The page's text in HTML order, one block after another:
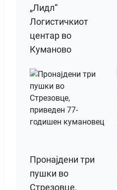
„Лидл“
Логистичкиот
центар во
Куманово
Пронајдени три
пушки во
Стрезовце,